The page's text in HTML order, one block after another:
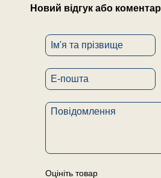
Новий відгук або коментар
Оцініть товар